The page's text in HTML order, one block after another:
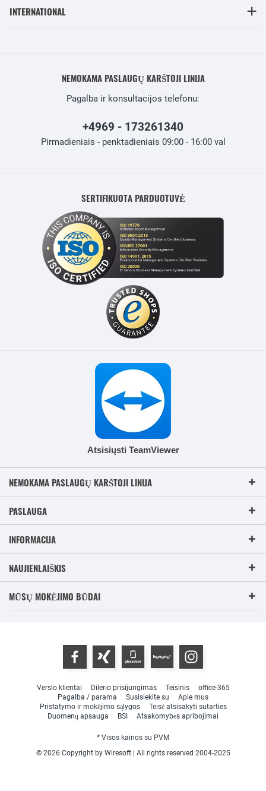
INTERNATIONAL
NEMOKAMA PASLAUGŲ KARŠTOJI LINIJA
Pagalba ir konsultacijos telefonu:
+4969 - 173261340
Pirmadieniais - penktadieniais 09:00 - 16:00 val
SERTIFIKUOTA PARDUOTUVĖ
Atsisiųsti TeamViewer
NEMOKAMA PASLAUGŲ KARŠTOJI LINIJA
PASLAUGA
INFORMACIJA
NAUJIENLAIŠKIS
MŪSŲ MOKĖJIMO BŪDAI
Verslo klientai Dilerio prisijungimas Teisinis
office-365
Pagalba / parama
Susisiekite su
Apie mus
Pristatymo ir mokėjimo sąlygos
Teisė atsisakyti sutarties
Duomenų apsauga
BSI Atsakomybės apribojimai
* Visos kainos su PVM
© 2026 Copyright by Wiresoft | All rights reserved 2004-2025